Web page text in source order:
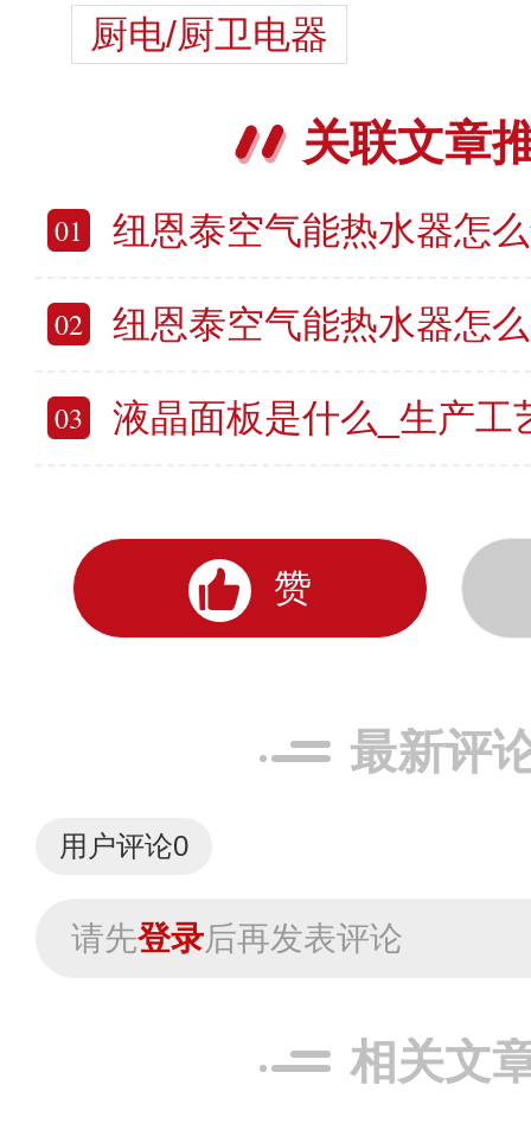
厨电/厨卫电器
关联文章
01 纽恩泰空气能热水器怎么解锁 纽恩泰
02 纽恩泰空气能热水器怎么用 纽恩泰
03 液晶面板是什么_生产工艺_种
赞
最新评
用户评论0
请先登录后再发表评论
相关文